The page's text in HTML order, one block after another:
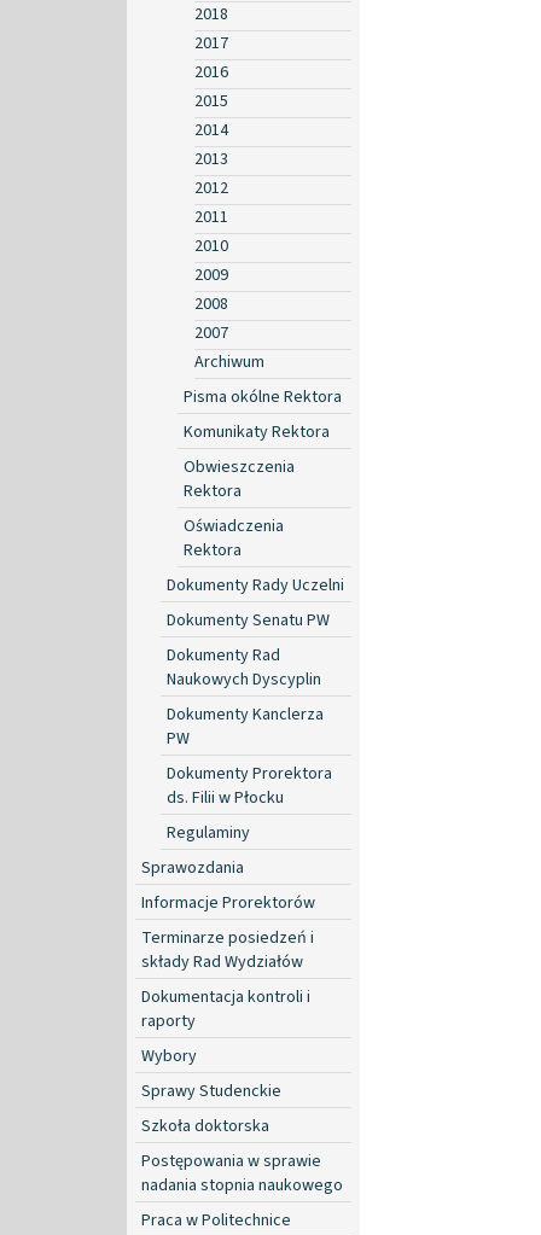
2018
2017
2016
2015
2014
2013
2012
2011
2010
2009
2008
2007
Archiwum
Pisma okólne Rektora
Komunikaty Rektora
Obwieszczenia
Rektora
Oświadczenia
Rektora
Dokumenty Rady Uczelni
Dokumenty Senatu PW
Dokumenty Rad
Naukowych Dyscyplin
Dokumenty Kanclerza
PW
Dokumenty Prorektora
ds. Filii w Płocku
Regulaminy
Sprawozdania
Informacje Prorektorów
Terminarze posiedzeń i
składy Rad Wydziałów
Dokumentacja kontroli i
raporty
Wybory
Sprawy Studenckie
Szkoła doktorska
Postępowania w sprawie
nadania stopnia naukowego
Praca w Politechnice